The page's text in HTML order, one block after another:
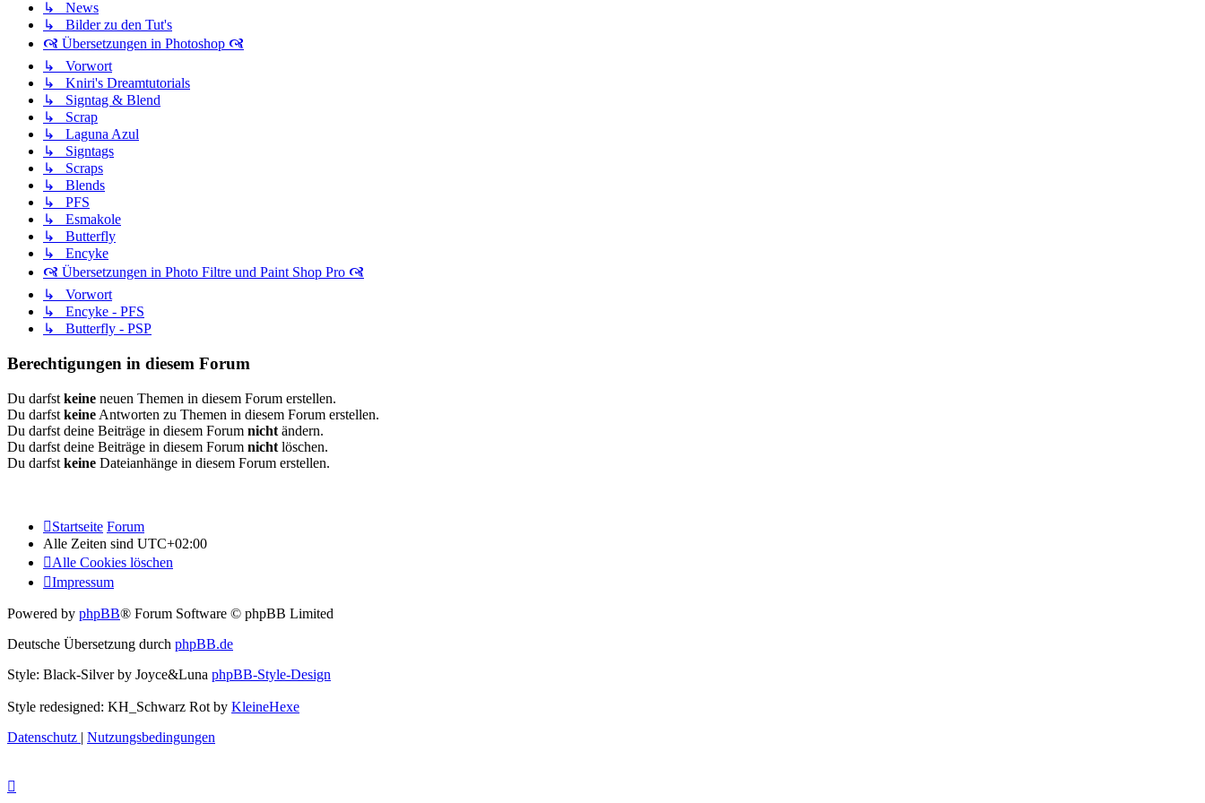
↳ News
↳ Bilder zu den Tut's
🙧 Übersetzungen in Photoshop 🙧
↳ Vorwort
↳ Kniri's Dreamtutorials
↳ Signtag & Blend
↳ Scrap
↳ Laguna Azul
↳ Signtags
↳ Scraps
↳ Blends
↳ PFS
↳ Esmakole
↳ Butterfly
↳ Encyke
🙧 Übersetzungen in Photo Filtre und Paint Shop Pro 🙧
↳ Vorwort
↳ Encyke - PFS
↳ Butterfly - PSP
Berechtigungen in diesem Forum
Du darfst keine neuen Themen in diesem Forum erstellen.
Du darfst keine Antworten zu Themen in diesem Forum erstellen.
Du darfst deine Beiträge in diesem Forum nicht ändern.
Du darfst deine Beiträge in diesem Forum nicht löschen.
Du darfst keine Dateianhänge in diesem Forum erstellen.
Startseite Forum
Alle Zeiten sind UTC+02:00
Alle Cookies löschen
Impressum
Powered by phpBB® Forum Software © phpBB Limited
Deutsche Übersetzung durch phpBB.de
Style: Black-Silver by Joyce&Luna phpBB-Style-Design
Style redesigned: KH_Schwarz Rot by KleineHexe
Datenschutz | Nutzungsbedingungen